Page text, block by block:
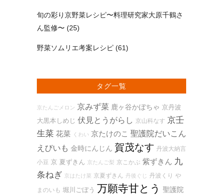
旬の彩り京野菜レシピ〜料理研究家大原千鶴さ
ん監修〜 (25)
野菜ソムリエ考案レシピ (61)
タグ一覧
京たんごメロン 京みず菜 鹿ヶ谷かぼちゃ 京丹波
大黒本しめじ 伏見とうがらし 京山科なす 京壬
生菜 花菜 くわい 京たけのこ 聖護院だいこん
えびいも 金時にんじん 賀茂なす 丹波大納言
小豆 京 夏ずきん 京たんご梨 京こかぶ 紫ずきん 九
条ねぎ 京はたけ菜 京夏ずきん 丹後ぐじ 丹波くり や
まのいも 堀川ごぼう 万願寺甘とう
聖護院